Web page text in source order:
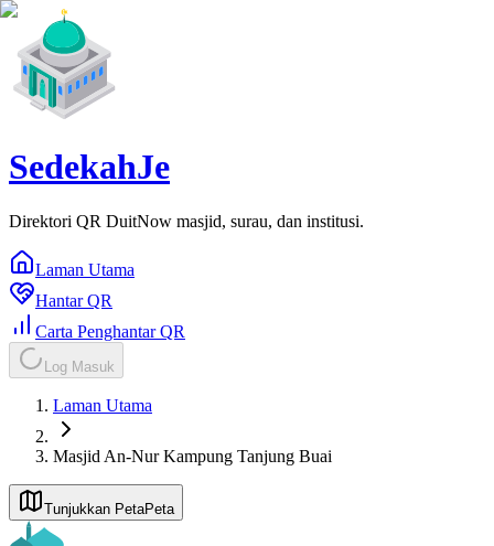
SedekahJe
Direktori QR DuitNow masjid, surau, dan institusi.
Laman Utama
Hantar QR
Carta Penghantar QR
Log Masuk
Laman Utama
Masjid An-Nur Kampung Tanjung Buai
Tunjukkan PetaPeta